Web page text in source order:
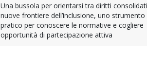
Una bussola per orientarsi tra diritti
nuove frontiere dell’inclusione, uno strumento
pratico per conoscere le normative e cogliere
opportunità di partecipazione attiva